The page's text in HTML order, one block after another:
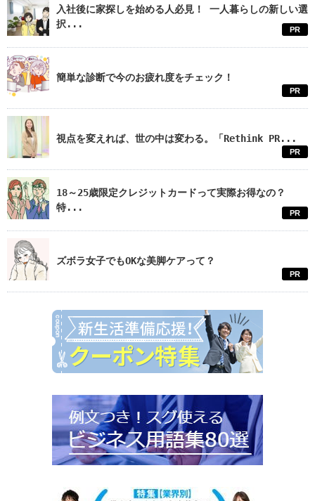
入社後に家探しを始める人必見！ 一人暮らしの新しい選
択...
PR
簡単な診断で今のお疲れ度をチェック！
PR
視点を変えれば、世の中は変わる。「Rethink PR...
PR
18～25歳限定クレジットカードって実際お得なの？
特...
PR
ズボラ女子でもOKな美脚ケアって？
PR